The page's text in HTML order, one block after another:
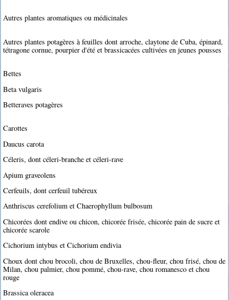
Autres plantes aromatiques ou médicinales
Autres plantes potagères à feuilles dont arroche, claytone de Cuba, épinard,
tétragone cornue, pourpier d'été et brassicacées cultivées en jeunes pousses
Bettes
Beta vulgaris
Betteraves potagères
Carottes
Daucus carota
Céleris, dont céleri-branche et céleri-rave
Apium graveolens
Cerfeuils, dont cerfeuil tubéreux
Anthriscus cerefolium et Chaerophyllum bulbosum
Chicorées dont endive ou chicon, chicorée frisée, chicorée pain de sucre et
chicorée scarole
Cichorium intybus et Cichorium endivia
Choux dont chou brocoli, chou de Bruxelles, chou-fleur, chou frisé, chou de
Milan, chou palmier, chou pommé, chou-rave, chou romanesco et chou
rouge
Brassica oleracea